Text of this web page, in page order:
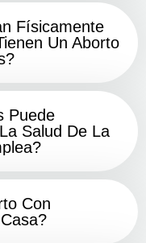
Físicamente
Un Aborto
Puede
Salud De La
Con